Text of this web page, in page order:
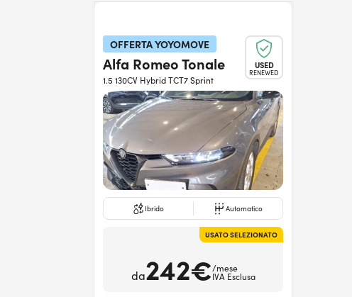
OFFERTA YOYOMOVE
USED
RENEWED
Alfa Romeo Tonale
1.5 130CV Hybrid TCT7 Sprint
Ibrido Automatico
USATO SELEZIONATO
da242€/mese
IVA Esclusa